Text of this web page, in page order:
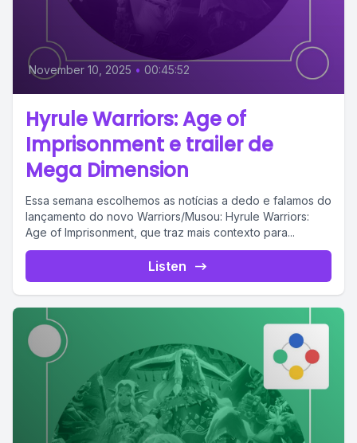
November 10, 2025 • 00:45:52
Hyrule Warriors: Age of
Imprisonment e trailer de
Mega Dimension
Essa semana escolhemos as notícias a dedo e falamos do
lançamento do novo Warriors/Musou: Hyrule Warriors:
Age of Imprisonment, que traz mais contexto para...
Listen